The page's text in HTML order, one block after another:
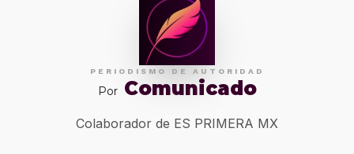
PERIODISMO DE AUTORIDAD
Por Comunicado
Colaborador de ES PRIMERA MX